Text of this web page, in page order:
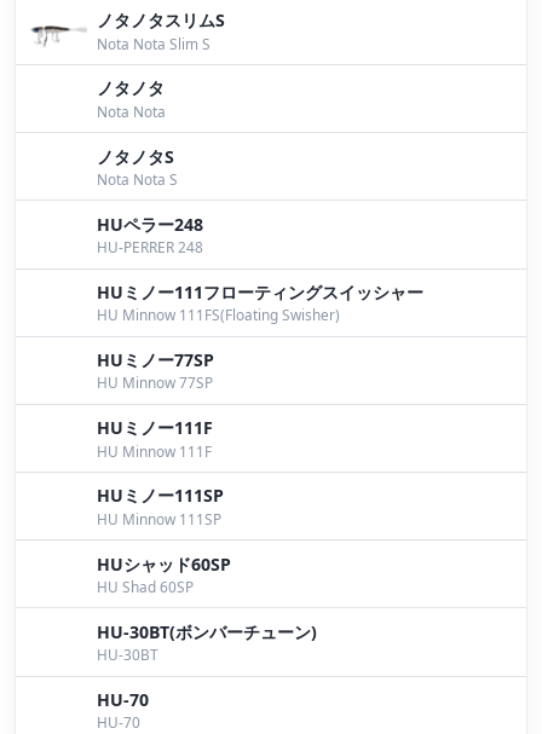
８月４日桧原湖ガイド
８月３日桧原湖ガイドby Bomber
７月２７日桧原湖ガイド
７月２５日桧原湖ガイド
７月２４日桧原湖ガイド
７月２２日桧原湖ガイドby Bomber
７月２１日桧原湖ガイドby Bomber
７月１７日桧原湖ガイド
７月１６日桧原湖ガイドby Bomber
７月１５日桧原湖ガイド
７月１４日桧原湖ガイド
７月１０日桧原湖ガイド
７月９日桧原湖ガイドby Bomber
７月８日桧原湖ガイド
７月７日桧原湖ガイド
ノタノタスリムS
Nota Nota Slim S
ノタノタ
Nota Nota
ノタノタS
Nota Nota S
HUペラー248
HU-PERRER 248
HUミノー111フローティングスイッシャー
HU Minnow 111FS(Floating Swisher)
HUミノー77SP
HU Minnow 77SP
HUミノー111F
HU Minnow 111F
HUミノー111SP
HU Minnow 111SP
HUシャッド60SP
HU Shad 60SP
HU-30BT(ボンバーチューン)
HU-30BT
HU-70
HU-70